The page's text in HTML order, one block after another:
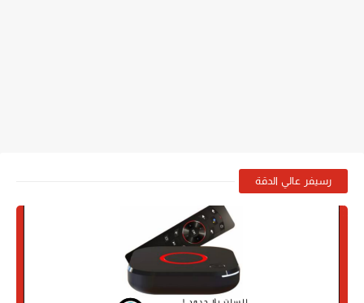
رسيفر عالي الدقة